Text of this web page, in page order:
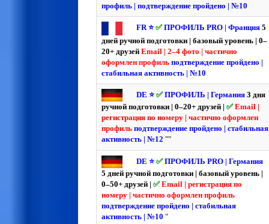
профиль | подтверждение пройдено | №10
FR ⭐️ ✅ ПРОФИЛЬ PRO | Франция 5
дней ручной подготовки | базовый уровень | 0–
20+ друзей Email | 2–4 фото | частично
оформлен профиль подтверждение пройдено |
стабильная активность | №10
DE ⭐️ ✅ ПРОФИЛЬ | Германия 3 дня
ручной подготовки | 0–20+ друзей | ✅ Email |
регистрация по номеру | частично оформлен
профиль подтверждение пройдено | стабильная
активность | №12 ""
DE ⭐️ ✅ ПРОФИЛЬ PRO | Германия
5 дней ручной подготовки | базовый уровень |
0–50+ друзей | ✅ Email | регистрация по
номеру | частично оформлен профиль
подтверждение пройдено | стабильная
активность | №10 "